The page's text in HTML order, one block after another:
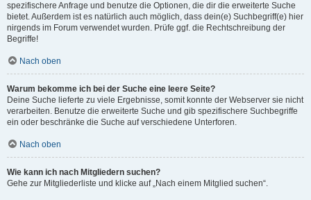
spezifischere Anfrage und benutze die Optionen, die dir die erweiterte Suche
bietet. Außerdem ist es natürlich auch möglich, dass dein(e) Suchbegriff(e) hier
nirgends im Forum verwendet wurden. Prüfe ggf. die Rechtschreibung der
Begriffe!
Nach oben
Warum bekomme ich bei der Suche eine leere Seite?
Deine Suche lieferte zu viele Ergebnisse, somit konnte der Webserver sie nicht
verarbeiten. Benutze die erweiterte Suche und gib spezifischere Suchbegriffe
ein oder beschränke die Suche auf verschiedene Unterforen.
Nach oben
Wie kann ich nach Mitgliedern suchen?
Gehe zur Mitgliederliste und klicke auf „Nach einem Mitglied suchen“.